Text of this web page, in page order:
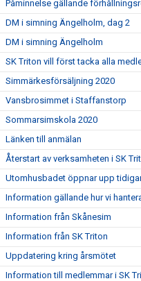
Påminnelse gällande
DM i simning Ängelholm, dag 2
DM i simning Ängelholm
SK Triton vill först tacka alla
Simmärkesförsäljning 2020
Vansbrosimmet i Staffanstorp
Sommarsimskola 2020
Länken till anmälan
Återstart av verksamheten i SK
Utomhusbadet öppnar upp
Information gällande hur vi
Information från Skånesim
Information från SK Triton
Uppdatering kring årsmötet
Information till medlemmar i SK